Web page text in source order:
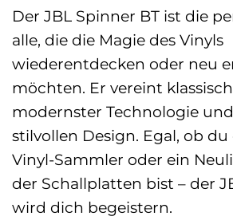
Der JBL Spinner BT ist die
alle, die die Magie des Vinyls
wiederentdecken oder neu
möchten. Er vereint
modernster Technologie
stilvollen Design. Egal, ob
Vinyl-Sammler oder ein
der Schallplatten bist – der
wird dich begeistern.